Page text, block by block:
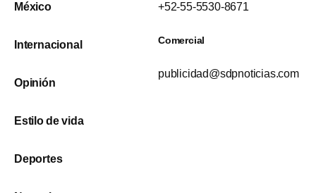
México
Internacional
Opinión
Estilo de vida
Deportes
+52-55-5530-8671
Comercial
publicidad@sdpnoticias.com